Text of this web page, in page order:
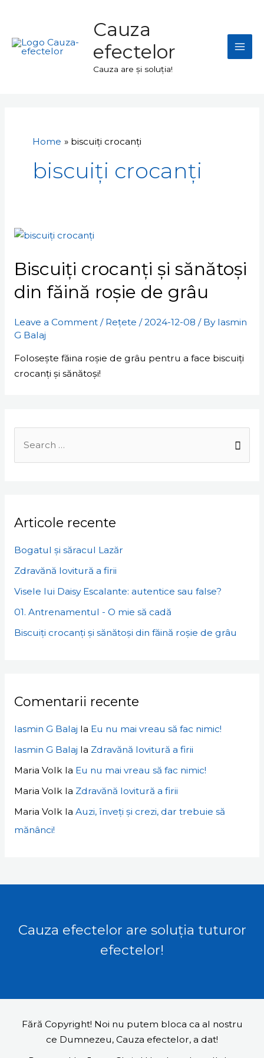
content
Cauza
efectelor
Cauza are și soluția!
Home biscuiți crocanți
biscuiți crocanți
Biscuiți crocanți și sănătoși
din făină roșie de grâu
Leave a Comment / Rețete /2024-12-08 / By Iasmin
G Balaj
Folosește făina roșie de grâu pentru a face biscuiți
crocanți și sănătoși!
e
c
o
r
:
Articole recente
Bogatul și săracul Lazăr
Zdravănă lovitură a firii
Visele lui Daisy Escalante: autentice sau false?
01. Antrenamentul - O mie să cadă
Biscuiți crocanți și sănătoși din făină roșie de grâu
Comentarii recente
Iasmin G Balaj la Eu nu mai vreau să fac nimic!
Iasmin G Balaj la Zdravănă lovitură a firii
Maria Volkla Eu nu mai vreau să fac nimic!
Maria Volkla Zdravănă lovitură a firii
Maria Volkla Auzi, înveți și crezi, dar trebuie să
mănânci!
Cauza efectelor are soluția tuturor
efectelor!
Fără Copyright! Noi nu putem bloca ca al nostru
ce Dumnezeu, Cauza efectelor, a dat!